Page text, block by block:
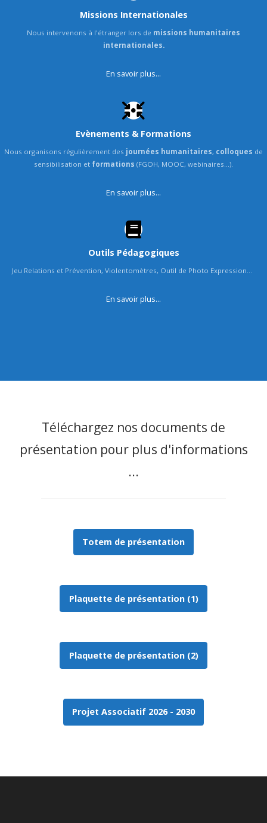
Missions Internationales
Nous intervenons à l'étranger lors de missions humanitaires
internationales.
En savoir plus...
Evènements & Formations
Nous organisons régulièrement des journées humanitaires, colloques de
sensibilisation et formations (FGOH, MOOC, webinaires...).
En savoir plus...
Outils Pédagogiques
Jeu Relations et Prévention, Violentomètres, Outil de Photo Expression...
En savoir plus...
Téléchargez nos documents de
présentation pour plus d'informations
...
Totem de présentation
Plaquette de présentation (1)
Plaquette de présentation (2)
Projet Associatif 2026 - 2030